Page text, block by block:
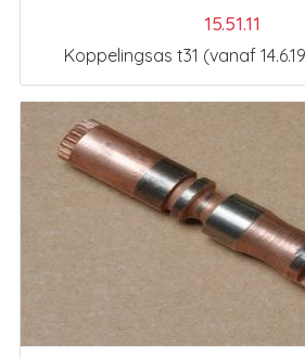
15.51.11
Koppelingsas t31 (vanaf